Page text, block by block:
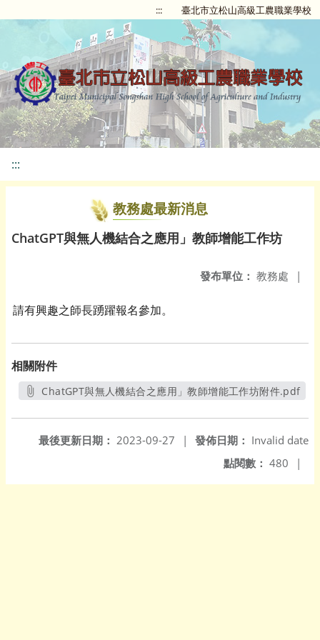
::: 臺北市立松山高級工農職業學校
:::
教務處最新消息
ChatGPT與無人機結合之應用」教師增能工作坊
發布單位： 教務處 |
請有興趣之師長踴躍報名參加。
相關附件
ChatGPT與無人機結合之應用」教師增能工作坊附件.pdf
發佈日期： Invalid date
最後更新日期： 2023-09-27
|
點閱數： 480 |